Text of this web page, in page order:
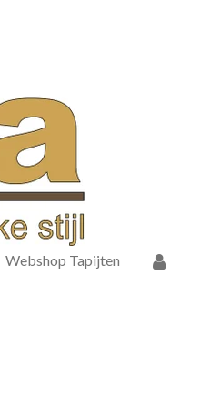
Webshop Tapijten